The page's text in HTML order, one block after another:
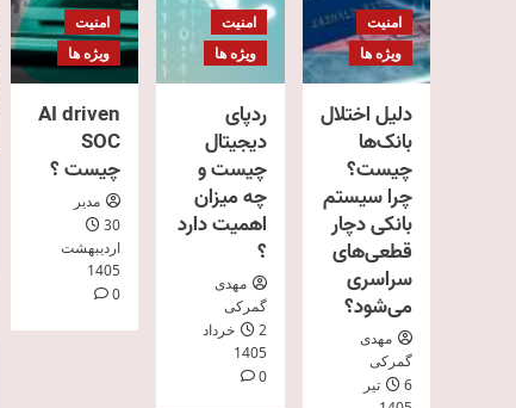
امنیت
ویژه ها
دلیل اختلال
بانک‌ها
چیست؟
چرا سیستم
بانکی دچار
قطعی‌های
سراسری
می‌شود؟
مهدی
گمرکی
6 تیر
امنیت
ویژه ها
ردپای
دیجیتال
چیست و
چه میزان
اهمیت دارد
؟
مهدی
گمرکی
2 خرداد
1405
0
امنیت
ویژه ها
AI driven
SOC
چیست ؟
مدیر
30
اردیبهشت
1405
0